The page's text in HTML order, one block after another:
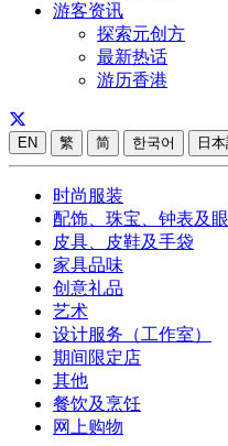
游客资讯
探索元创方
最新热话
游历香港
EN 繁 简 한국어 日
时尚服装
配饰、珠宝、钟表及
皮具、皮鞋及手袋
家具品味
创意礼品
艺术
设计服务（工作室）
期间限定店
其他
餐饮及烹饪
网上购物